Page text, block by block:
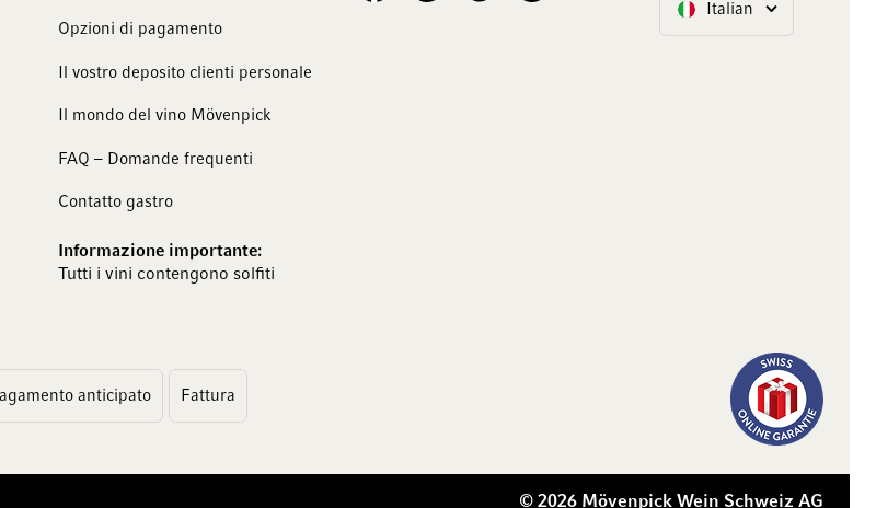
Opzioni di pagamento
Il vostro deposito clienti personale
Il mondo del vino Mövenpick
FAQ – Domande frequenti
Contatto gastro
Informazione importante:
Tutti i vini contengono solfiti
Lingua Italian
anticipato Fattura
© 2026 Mövenpick Wein Schweiz AG